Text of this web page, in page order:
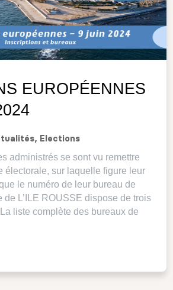
EUROPÉENNES
, Elections
administrés se sont vu remettre
électorale, sur laquelle figure leur
le numéro de leur bureau de
de L’ILE ROUSSE dispose de trois
liste complète des bureaux de